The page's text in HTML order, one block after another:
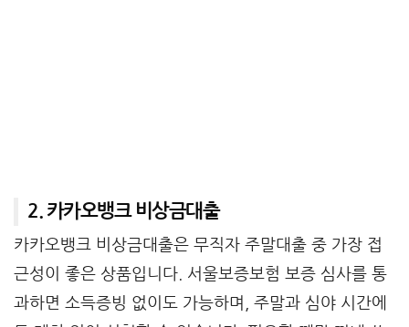
2. 카카오뱅크 비상금대출
카카오뱅크 비상금대출은 무직자 주말대출 중 가장 접
근성이 좋은 상품입니다. 서울보증보험 보증 심사를 통
과하면 소득증빙 없이도 가능하며, 주말과 심야 시간에